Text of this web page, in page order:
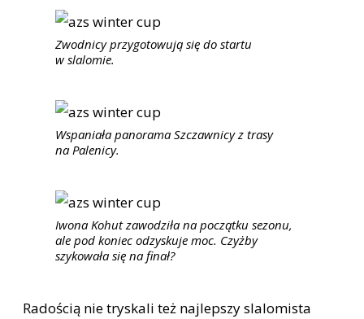
Zwodnicy przygotowują się do startu
w slalomie.
Wspaniała panorama Szczawnicy z trasy
na Palenicy.
Iwona Kohut zawodziła na początku sezonu,
ale pod koniec odzyskuje moc. Czyżby
szykowała się na finał?
Radością nie tryskali też najlepszy slalomista